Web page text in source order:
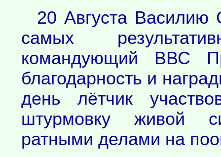
20 Августа Василию
самых
командующий ВВС
благодарность и
день лётчик
штурмовку живой
ратными делами на